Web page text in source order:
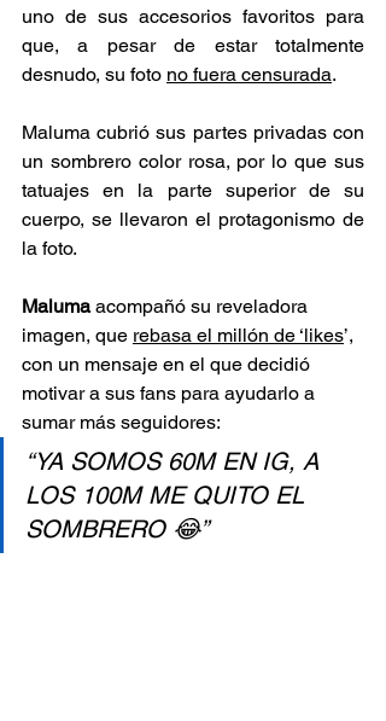
uno de sus accesorios favoritos para
que, a pesar de estar totalmente
desnudo, su foto no fuera censurada.
Maluma cubrió sus partes privadas con
un sombrero color rosa, por lo que sus
tatuajes en la parte superior de su
cuerpo, se llevaron el protagonismo de
la foto.
Maluma acompañó su reveladora
imagen, que rebasa el millón de ‘likes’,
con un mensaje en el que decidió
motivar a sus fans para ayudarlo a
sumar más seguidores:
“YA SOMOS 60M EN IG, A
LOS 100M ME QUITO EL
SOMBRERO 😂”